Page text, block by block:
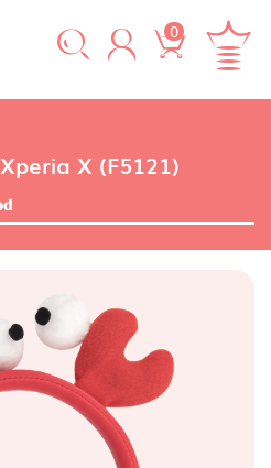
0
Xperia X (F5121)